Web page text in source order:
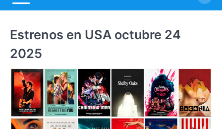
Estrenos en USA octubre 24
2025